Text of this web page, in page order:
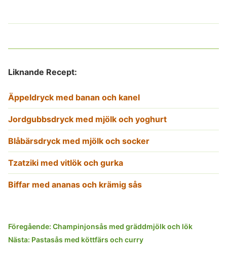
Liknande Recept:
Äppeldryck med banan och kanel
Jordgubbsdryck med mjölk och yoghurt
Blåbärsdryck med mjölk och socker
Tzatziki med vitlök och gurka
Biffar med ananas och krämig sås
Inläggsnavigering
Föregående: Champinjonsås med gräddmjölk och lök
Nästa: Pastasås med köttfärs och curry